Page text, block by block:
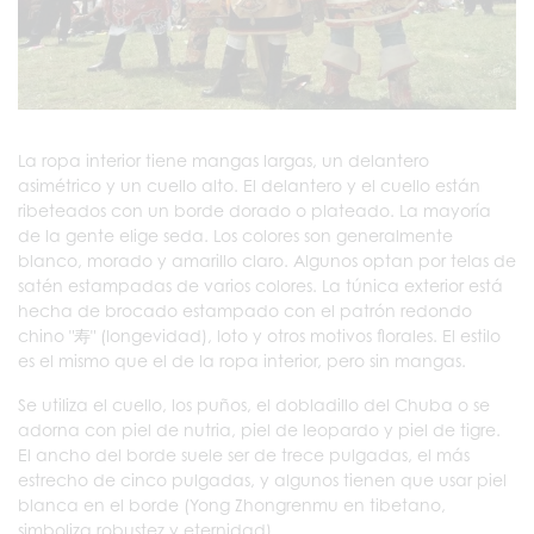
La ropa interior tiene mangas largas, un delantero
asimétrico y un cuello alto. El delantero y el cuello están
ribeteados con un borde dorado o plateado. La mayoría
de la gente elige seda. Los colores son generalmente
blanco, morado y amarillo claro. Algunos optan por telas de
satén estampadas de varios colores. La túnica exterior está
hecha de brocado estampado con el patrón redondo
chino "寿" (longevidad), loto y otros motivos florales. El estilo
es el mismo que el de la ropa interior, pero sin mangas.
Se utiliza el cuello, los puños, el dobladillo del Chuba o se
adorna con piel de nutria, piel de leopardo y piel de tigre.
El ancho del borde suele ser de trece pulgadas, el más
estrecho de cinco pulgadas, y algunos tienen que usar piel
blanca en el borde (Yong Zhongrenmu en tibetano,
simboliza robustez y eternidad).